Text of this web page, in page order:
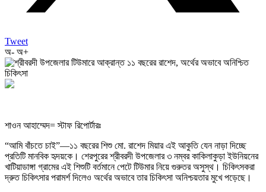
Tweet
অ- অ+
শাওন আহাম্মেদ= স্টাফ রিপোর্টারঃ
“আমি বাঁচতে চাই”—১১ বছরের শিশু মো. রাশেদ মিয়ার এই আকুতি যেন নাড়া দিচ্ছে
প্রতিটি মানবিক হৃদয়কে। শেরপুরের শ্রীবরদী উপজেলার ৩ নম্বর কাকিলাকুড়া ইউনিয়নের
খাটিয়াডাঙ্গা গ্রামের এই শিশুটি বর্তমানে পেটে টিউমার নিয়ে গুরুতর অসুস্থ। চিকিৎসকরা
দ্রুত চিকিৎসার পরামর্শ দিলেও অর্থের অভাবে তার চিকিৎসা অনিশ্চয়তার মুখে পড়েছে।